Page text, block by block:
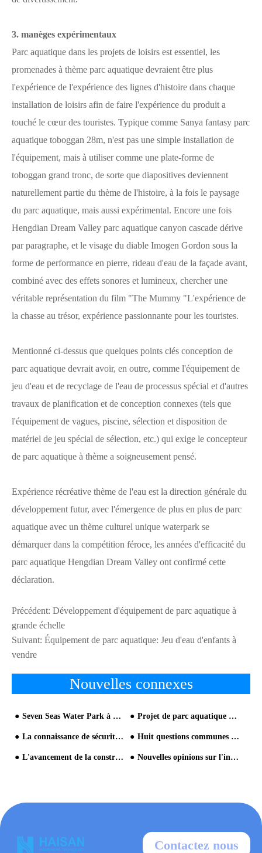
3. manèges expérimentaux
Parc aquatique dans les projets de loisirs est essentiel, les
promenades à thème parc aquatique devraient être plus
l'expérience de l'expérience des lignes d'histoire dans chaque
installation de loisirs afin de faire l'expérience du produit a
touché le cœur des touristes. Typique comme Sanya fantasy parc
aquatique toboggan 28m, n'est pas une simple installation de
l'équipement, mais à utiliser comme une plate-forme de
toboggan grand tronc, de sorte que diapositives deviennent
naturellement partie du thème de l'histoire, à la fois le paysage
du parc aquatique, mais aussi expérimental. Encore une fois
Hengdian Dream Valley parc aquatique canyon cascade dérive
par paragraphe, et le visage du diable Imogen Gordon sous la
forme de performance en pierre, rideau d'eau de la façade avant,
combiné avec des effets sonores et lumineux, chercher une
véritable représentation du film "The Mummy "L'expérience de
la chasse au trésor, expérience passionnante pour les touristes.
Mentionné ci-dessus que quelques points clés conception de
parc aquatique devrait avoir, en outre, comme l'équipement de
jeu d'eau et de recyclage de l'eau de processus spécial et d'autres
travaux de planification et de conception connexes (tels que
l'équipement de vagues, piscine, sélection et disposition de
matériel de jeu spécial de sélection, etc.) qui exige le concepteur
de parc aquatique à thème a soigneusement pensé.
Expérience récréative thème de l'eau est la direction générale du
développement futur, avec l'émergence de plus en plus de parc
aquatique avec un thème culturel unique waterpark se
démarquer dans la compétition féroce, les années d'efficacité du
parc aquatique Hengdian Dream Valley ont confirmé cette
déclaration.
Précédent: Développement d'équipement de parc aquatique à
grande échelle
Suivant: Équipement de parc aquatique: Jeu d'eau d'enfants à
vendre
Nouvelles connexes
Seven Seas Water Park à Cagayan, Philippines Projet de parc aquatique au Vietnam est en construction maintenant
La connaissance de sécurité de grande attraction Huit questions communes Résoudre le bâtiment du parc à thème de l'eau
L'avancement de la construction du projet Vietnam Nouvelles opinions sur l'investissement et la construction dans le parc aquatique
Contactez nous